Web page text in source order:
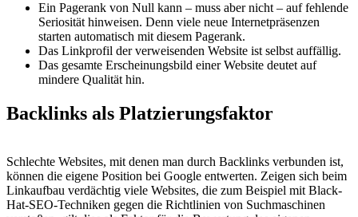
Ein Pagerank von Null kann – muss aber nicht – auf fehlende
Seriosität hinweisen. Denn viele neue Internetpräsenzen
starten automatisch mit diesem Pagerank.
Das Linkprofil der verweisenden Website ist selbst auffällig.
Das gesamte Erscheinungsbild einer Website deutet auf
mindere Qualität hin.
Backlinks als Platzierungsfaktor
Schlechte Websites, mit denen man durch Backlinks verbunden ist,
können die eigene Position bei Google entwerten. Zeigen sich beim
Linkaufbau verdächtig viele Websites, die zum Beispiel mit Black-
Hat-SEO-Techniken gegen die Richtlinien von Suchmaschinen